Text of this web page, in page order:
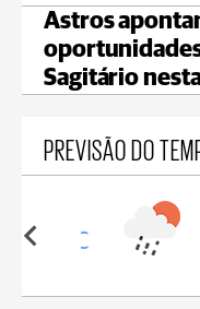
Astros
Sagitário
PREVISÃO DO
18°C